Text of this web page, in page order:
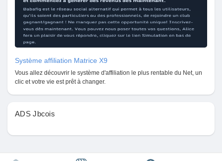
Mes emplois
Cours
Mes cours
Film
Système affiliation Matrice X9
Vous allez découvrir le système d'affiliation le plus rentable du Net, un
clic et votre vie est prêt à changer.
ADS Jbcois